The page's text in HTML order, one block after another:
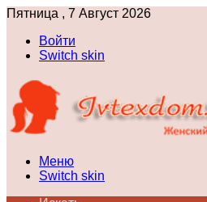
Пятница , 7 Август 2026
Войти
Switch skin
Меню
Switch skin